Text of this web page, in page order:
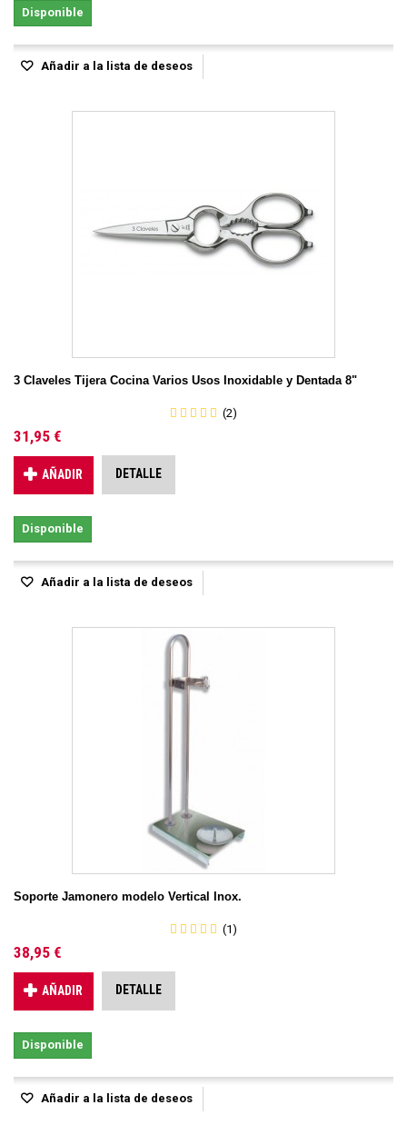
Disponible
Añadir a la lista de deseos
3 Claveles Tijera Cocina Varios Usos Inoxidable y Dentada 8"
(2)
31,95 €
AÑADIR DETALLE
Disponible
Añadir a la lista de deseos
Soporte Jamonero modelo Vertical Inox.
(1)
38,95 €
AÑADIR DETALLE
Disponible
Añadir a la lista de deseos